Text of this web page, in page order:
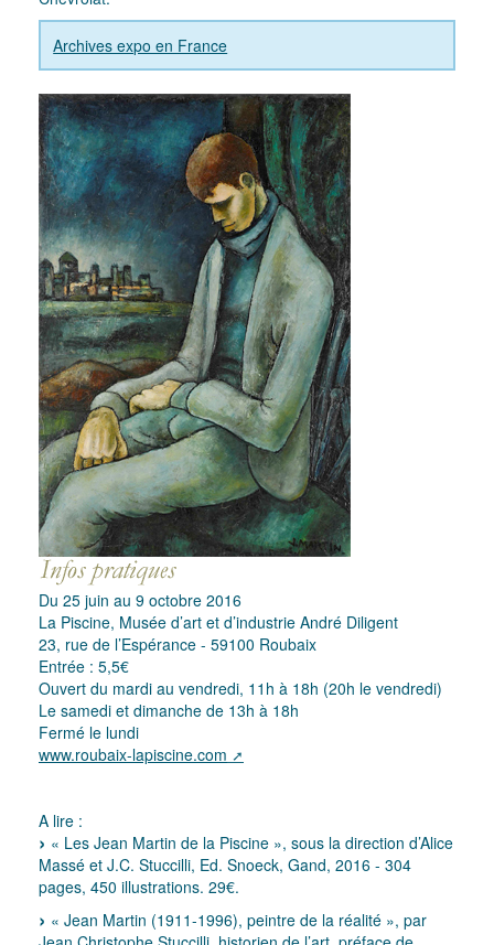
Archives expo en France
Du 25 juin au 9 octobre 2016
La Piscine, Musée d’art et d’industrie André Diligent
23, rue de l’Espérance - 59100 Roubaix
Entrée : 5,5€
Ouvert du mardi au vendredi, 11h à 18h (20h le vendredi)
Le samedi et dimanche de 13h à 18h
Fermé le lundi
www.roubaix-lapiscine.com
A lire :
« Les Jean Martin de la Piscine », sous la direction d’Alice
Massé et J.C. Stuccilli, Ed. Snoeck, Gand, 2016 - 304
pages, 450 illustrations. 29€.
« Jean Martin (1911-1996), peintre de la réalité », par